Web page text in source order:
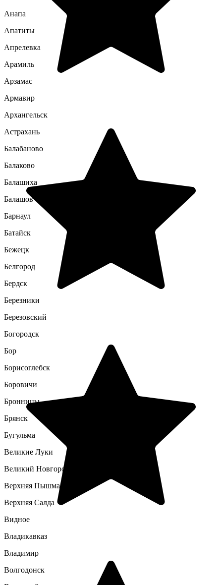
Анапа
Апатиты
Апрелевка
Арамиль
Арзамас
Армавир
Архангельск
Астрахань
Балабаново
Балаково
Балашиха
Балашов
Барнаул
Батайск
Бежецк
Белгород
Бердск
Березники
Березовский
Богородск
Бор
Борисоглебск
Боровичи
Бронницы
Брянск
Бугульма
Великие Луки
Великий Новгород
Верхняя Пышма
Верхняя Салда
Видное
Владикавказ
Владимир
Волгодонск